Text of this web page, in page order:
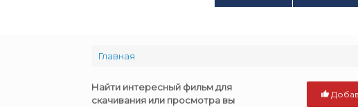
Главная
Найти интересный фильм для
скачивания или просмотра вы